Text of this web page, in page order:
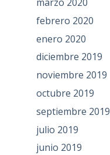
febrero 2020
enero 2020
diciembre 2019
noviembre 2019
octubre 2019
septiembre 2019
julio 2019
junio 2019